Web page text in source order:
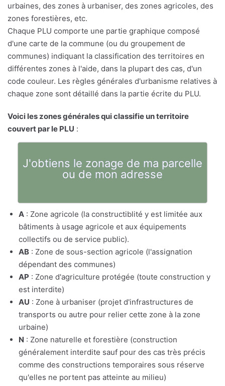
urbaines, des zones à urbaniser, des zones agricoles, des
zones forestières, etc.
Chaque PLU comporte une partie graphique composé
d'une carte de la commune (ou du groupement de
communes) indiquant la classification des territoires en
différentes zones à l'aide, dans la plupart des cas, d'un
code couleur. Les règles générales d'urbanisme relatives à
chaque zone sont détaillé dans la partie écrite du PLU.
Voici les zones générales qui classifie un territoire
couvert par le PLU :
J'obtiens le zonage de ma parcelle
ou de mon adresse
A : Zone agricole (la constructiblité y est limitée aux
bâtiments à usage agricole et aux équipements
collectifs ou de service public).
AB : Zone de sous-section agricole (l'assignation
dépendant des communes)
AP : Zone d'agriculture protégée (toute construction y
est interdite)
AU : Zone à urbaniser (projet d'infrastructures de
transports ou autre pour relier cette zone à la zone
urbaine)
N : Zone naturelle et forestière (construction
généralement interdite sauf pour des cas très précis
comme des constructions temporaires sous réserve
qu'elles ne portent pas atteinte au milieu)